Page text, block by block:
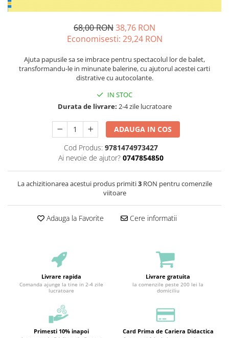
68,00 RON38,76 RON
Economisesti: 29,24 RON
Ajuta papusile sa se imbrace pentru spectacolul lor de balet,
transformandu-le in minunate balerine, cu ajutorul acestei carti
distrative cu autocolante.
IN STOC
Durata de livrare: 2-4 zile lucratoare
ADAUGA IN COS
Cod Produs: 9781474973427
Ai nevoie de ajutor? 0747854850
La achizitionarea acestui produs primiti3RON pentru comenzile
viitoare
Adauga la Favorite Cere informatii
Livrare rapida
Comanda ajunge la tine in 2-4 zile
lucratoare
Livrare gratuita
la comenzile peste 200 lei la
domiciliu
Primesti 10% inapoi Card Prima de Cariera Didactica